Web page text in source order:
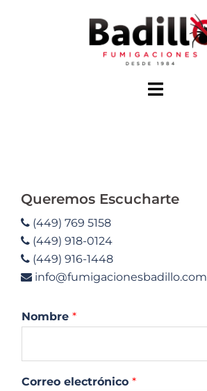
Alternar
Queremos Escucharte
(449) 769 5158
(449) 918-0124
(449) 916-1448
info@fumigacionesbadillo.com
Nombre *
Correo electrónico *